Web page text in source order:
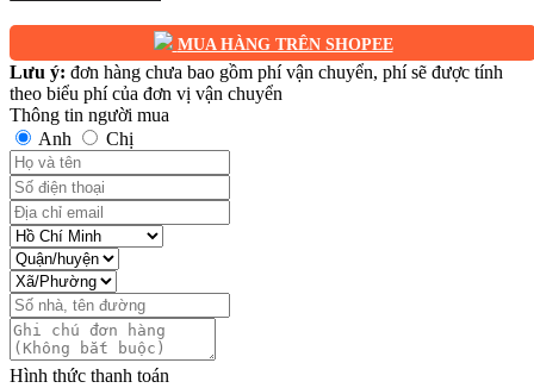
MUA HÀNG TRÊN SHOPEE
Lưu ý: đơn hàng chưa bao gồm phí vận chuyển, phí sẽ được tính
theo biểu phí của đơn vị vận chuyển
Thông tin người mua
Anh
Chị
Hình thức thanh toán